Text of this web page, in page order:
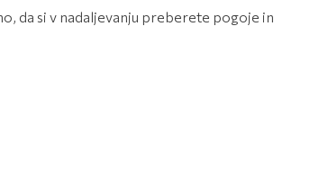
da si v nadaljevanju preberete pogoje in